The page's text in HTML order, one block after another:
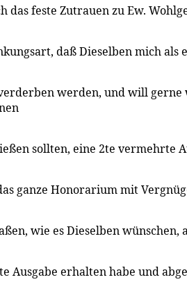
das feste Zutrauen zu Ew.
daß Dieselben mich als
werden, und will gerne
sollten, eine 2te vermehrte
ganze Honorarium mit
wie es Dieselben wünschen,
Ausgabe erhalten habe und